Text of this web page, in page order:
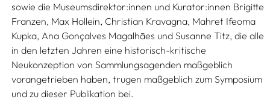
sowie die Museumsdirektor:innen und Kurator:innen Brigitte
Franzen, Max Hollein, Christian Kravagna, Mahret Ifeoma
Kupka, Ana Gonçalves Magalhães und Susanne Titz, die alle
in den letzten Jahren eine historisch-kritische
Neukonzeption von Sammlungsagenden maßgeblich
vorangetrieben haben, trugen maßgeblich zum Symposium
und zu dieser Publikation bei.